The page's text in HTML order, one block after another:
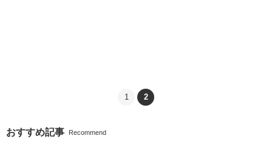
1 2
おすすめ記事 Recommend